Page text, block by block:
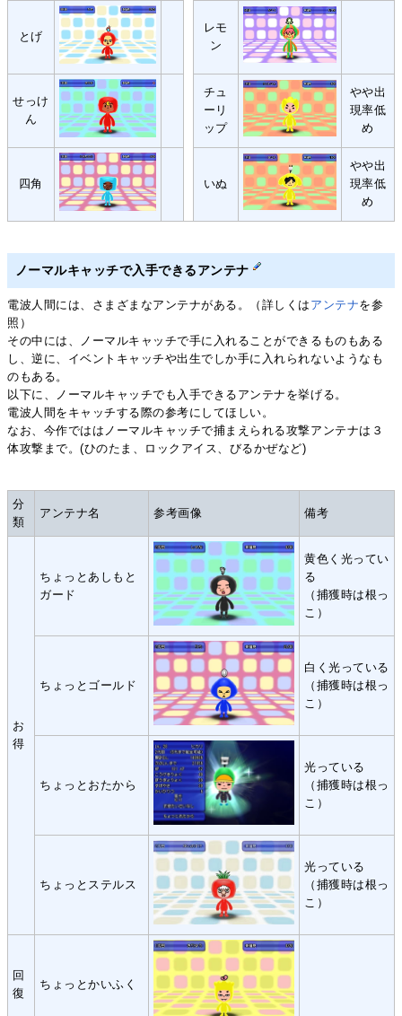
とげ
レモ
ン
せっけ
ん
チュ
ーリ
ップ
やや出
現率低
め
四角 いぬ
やや出
現率低
め
ノーマルキャッチで入手できるアンテナ
電波人間には、さまざまなアンテナがある。（詳しくは アンテナを参
照）
その中には、ノーマルキャッチで手に入れることができるものもある
し、逆に、イベントキャッチや出生でしか手に入れられないようなも
のもある。
以下に、ノーマルキャッチでも入手できるアンテナを挙げる。
電波人間をキャッチする際の参考にしてほしい。
なお、今作でははノーマルキャッチで捕まえられる攻撃アンテナは３
体攻撃まで。(ひのたま、ロックアイス、びるかぜなど)
分
類
アンテナ名 参考画像 備考
お
得
ちょっとあしもと
ガード
黄色く光ってい
る
（捕獲時は根っ
こ）
ちょっとゴールド
白く光っている
（捕獲時は根っ
こ）
ちょっとおたから
光っている
（捕獲時は根っ
こ）
ちょっとステルス
光っている
（捕獲時は根っ
こ）
回
復
ちょっとかいふく